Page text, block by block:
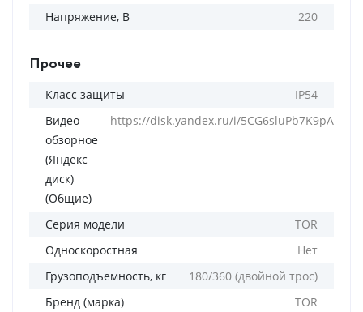
Напряжение, В 220
Прочее
Класс защиты
IP54
Видео
обзорное
(Яндекс
диск)
(Общие)
https://disk.yandex.ru/i/5CG6sluPb7K9pA
Серия модели
TOR
Односкоростная
Нет
Грузоподъемность, кг
180/360 (двойной трос)
Бренд (марка)
TOR